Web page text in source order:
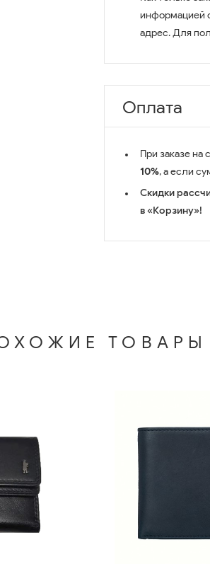
информацией
адрес. Для
Оплата
При заказе на
10%, а если
Скидки
в «Корзину»!
ТОВАРЫ